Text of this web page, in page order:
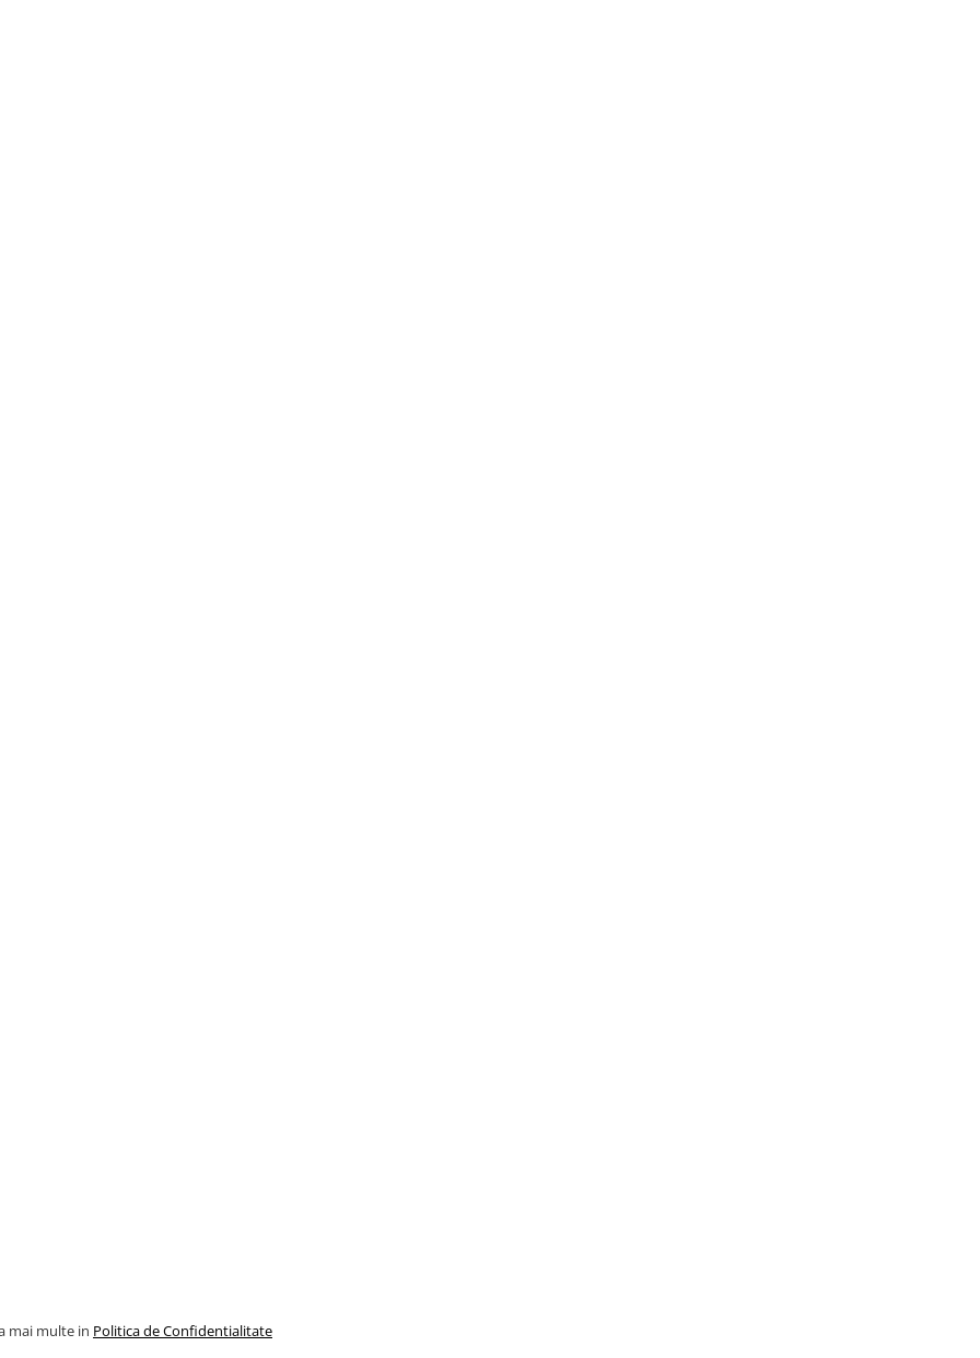
mai multe in Politica de Confidentialitate